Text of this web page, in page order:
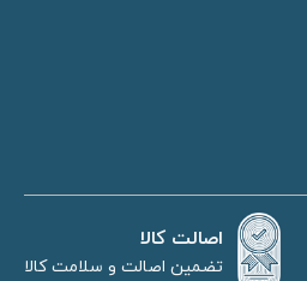
اصالت کالا
تضمین اصالت و سلامت کالا